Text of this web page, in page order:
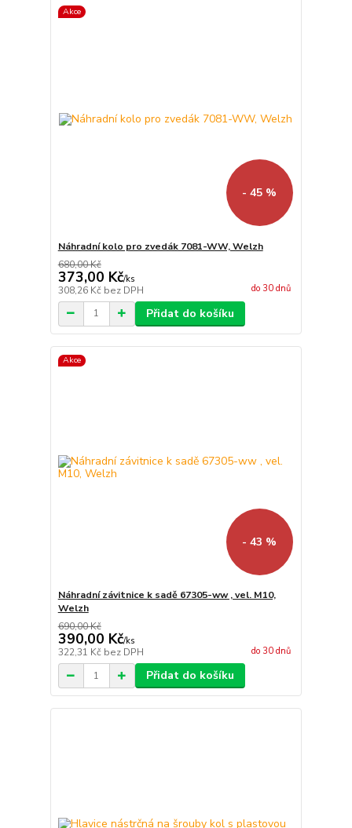
Akce
- 45 %
Náhradní kolo pro zvedák 7081-WW, Welzh
680,00 Kč
373,00 Kč/ks
308,26 Kč bez DPH do 30 dnů
Přidat do košíku
Akce
- 43 %
Náhradní závitnice k sadě 67305-ww , vel. M10,
Welzh
690,00 Kč
390,00 Kč/ks
322,31 Kč bez DPH do 30 dnů
Přidat do košíku